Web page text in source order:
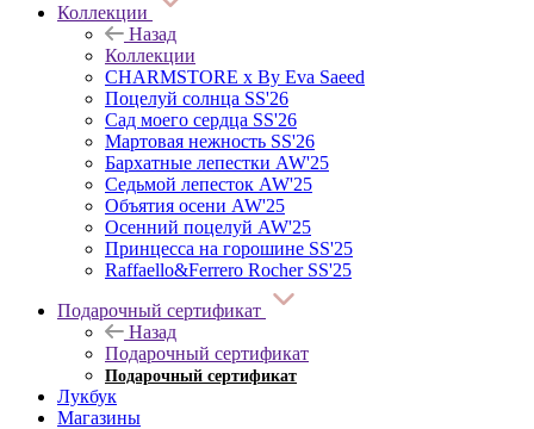
Коллекции
Назад
Коллекции
CHARMSTORE х By Eva Saeed
Поцелуй солнца SS'26
Сад моего сердца SS'26
Мартовая нежность SS'26
Бархатные лепестки AW'25
Седьмой лепесток AW'25
Объятия осени AW'25
Осенний поцелуй AW'25
Принцесса на горошине SS'25
Raffaello&Ferrero Rocher SS'25
Подарочный сертификат
Назад
Подарочный сертификат
Подарочный сертификат
Лукбук
Магазины